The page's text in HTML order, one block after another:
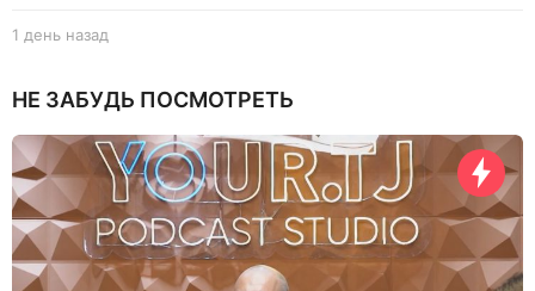
1 день назад
н
н
а
з
а
д
НЕ ЗАБУДЬ ПОСМОТРЕТЬ